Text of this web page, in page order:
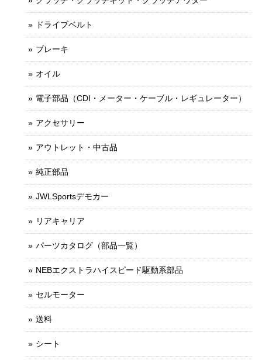
ドライブベルト
ブレーキ
オイル
電子部品（CDI・メーター・ケーブル・レギュレーター）
アクセサリー
アウトレット・中古品
純正部品
JWLSportsデモカー
リアキャリア
パーツカタログ（部品一覧）
NEBエクストラハイスピード駆動系部品
セルモーター
送料
シート